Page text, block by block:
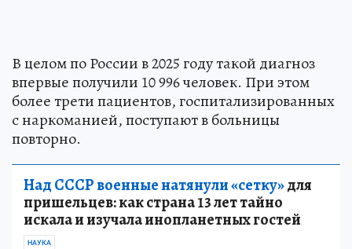
В целом по России в 2025 году такой диагноз
впервые получили 10 996 человек. При этом
более трети пациентов, госпитализированных
с наркоманией, поступают в больницы
повторно.
Над СССР военные натянули «сетку»для
пришельцев: как страна 13 лет тайно
искала и изучала инопланетных гостей
НАУКА